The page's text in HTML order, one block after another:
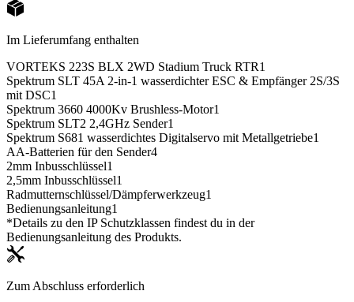
Im Lieferumfang enthalten
VORTEKS 223S BLX 2WD Stadium Truck RTR1
Spektrum SLT 45A 2-in-1 wasserdichter ESC & Empfänger 2S/3S
mit DSC1
Spektrum 3660 4000Kv Brushless-Motor1
Spektrum SLT2 2,4GHz Sender1
Spektrum S681 wasserdichtes Digitalservo mit Metallgetriebe1
AA-Batterien für den Sender4
2mm Inbusschlüssel1
2,5mm Inbusschlüssel1
Radmutternschlüssel/Dämpferwerkzeug1
Bedienungsanleitung1
*Details zu den IP Schutzklassen findest du in der
Bedienungsanleitung des Produkts.
Zum Abschluss erforderlich